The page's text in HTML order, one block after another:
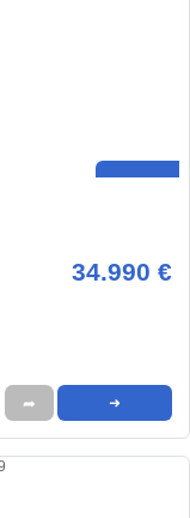
34.990 €
➦ ➜